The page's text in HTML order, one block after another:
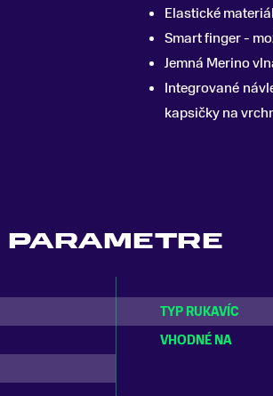
Elastické
Smart finger -
Jemná Merino
Integrované
kapsičky na
PARAMETRE
TYP RUKAVÍC
VHODNÉ NA